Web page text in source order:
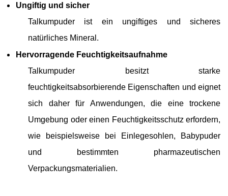
Ungiftig und sicher
Talkumpuder ist ein ungiftiges und sicheres
natürliches Mineral.
Hervorragende Feuchtigkeitsaufnahme
Talkumpuder besitzt starke
feuchtigkeitsabsorbierende Eigenschaften und eignet
sich daher für Anwendungen, die eine trockene
Umgebung oder einen Feuchtigkeitsschutz erfordern,
wie beispielsweise bei Einlegesohlen, Babypuder
und bestimmten pharmazeutischen
Verpackungsmaterialien.